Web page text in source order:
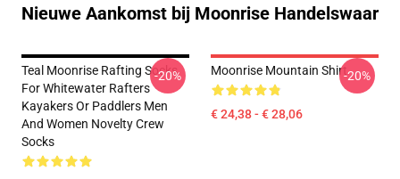
Nieuwe Aankomst bij Moonrise Handelswaar
Teal Moonrise Rafting Socks
For Whitewater Rafters
Kayakers Or Paddlers Men
And Women Novelty Crew
Socks
-20% Moonrise Mountain Shirt
€ 24,38 - € 28,06
-20%